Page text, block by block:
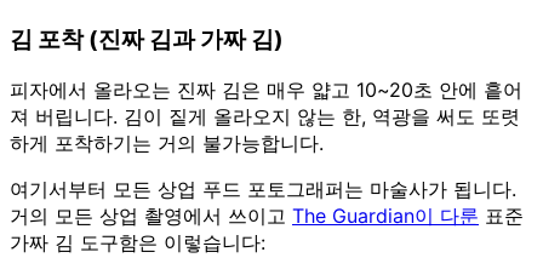
김 포착 (진짜 김과 가짜 김)
피자에서 올라오는 진짜 김은 매우 얇고 10~20초 안에 흩어
져 버립니다. 김이 짙게 올라오지 않는 한, 역광을 써도 또렷
하게 포착하기는 거의 불가능합니다.
여기서부터 모든 상업 푸드 포토그래퍼는 마술사가 됩니다.
거의 모든 상업 촬영에서 쓰이고 The Guardian이 다룬 표준
가짜 김 도구함은 이렇습니다: